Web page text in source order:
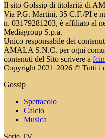
Il sito Golssip di titolarità di
Via P.G. Martini, 35 C.F./PI e
n. 03179281203, è affiliato al
Mediagroup S.p.a.
Unico responsabile dei
AMALA S.N.C. per ogni
contenuti del Sito scrivere a
Copyright 2021-2026 © Tutti i
Gossip
Spettacolo
Calcio
Musica
Serie TV